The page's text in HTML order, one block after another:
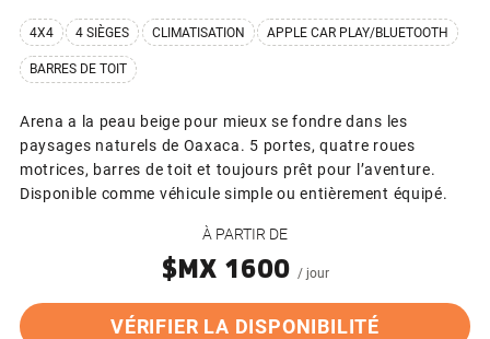
4X4 4 SIÈGES CLIMATISATION APPLE CAR PLAY/BLUETOOTH
BARRES DE TOIT
Arena a la peau beige pour mieux se fondre dans les
paysages naturels de Oaxaca. 5 portes, quatre roues
motrices, barres de toit et toujours prêt pour l’aventure.
Disponible comme véhicule simple ou entièrement équipé.
VÉRIFIER LA DISPONIBILITÉ
À PARTIR DE
$MX 1600 / jour